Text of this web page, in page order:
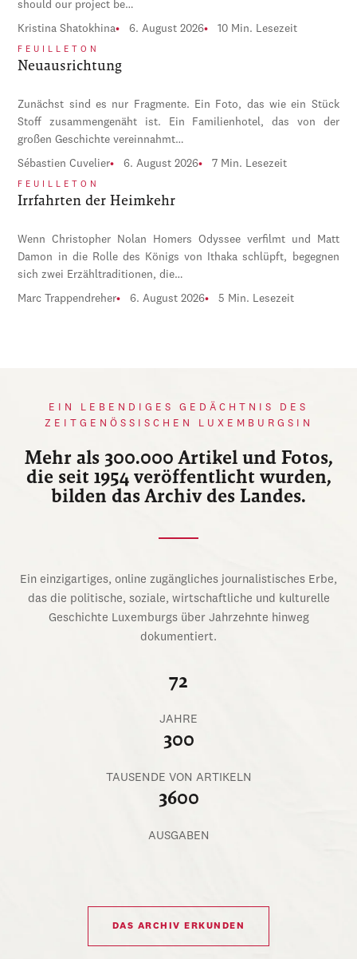
should our project be…
Kristina Shatokhina 6. August 2026 10 Min. Lesezeit
FEUILLETON
Neuausrichtung
Zunächst sind es nur Fragmente. Ein Foto, das wie ein Stück
Stoff zusammengenäht ist. Ein Familienhotel, das von der
großen Geschichte vereinnahmt…
Sébastien Cuvelier 6. August 2026 7 Min. Lesezeit
FEUILLETON
Irrfahrten der Heimkehr
Wenn Christopher Nolan Homers Odyssee verfilmt und Matt
Damon in die Rolle des Königs von Ithaka schlüpft, begegnen
sich zwei Erzähltraditionen, die…
Marc Trappendreher 6. August 2026 5 Min. Lesezeit
EIN LEBENDIGES GEDÄCHTNIS DES
ZEITGENÖSSISCHEN LUXEMBURGSIN
Mehr als 300.000 Artikel und Fotos,
die seit 1954 veröffentlicht wurden,
bilden das Archiv des Landes.
Ein einzigartiges, online zugängliches journalistisches Erbe,
das die politische, soziale, wirtschaftliche und kulturelle
Geschichte Luxemburgs über Jahrzehnte hinweg
dokumentiert.
72
JAHRE
300
TAUSENDE VON ARTIKELN
3600
AUSGABEN
DAS ARCHIV ERKUNDEN